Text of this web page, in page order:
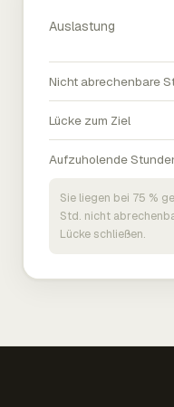
Auslastung
Nicht abrechenbare
Lücke zum Ziel
Aufzuholende
Sie liegen bei 75 %
Std. nicht
Lücke schließen.